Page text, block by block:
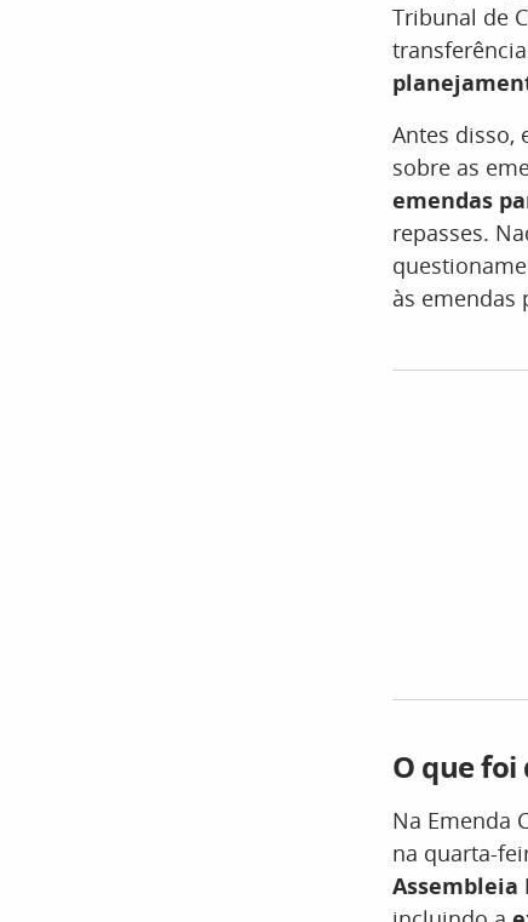
Tribunal de
Antes disso,
sobre as
emendas
repasses.
às emendas
O que foi
Na Emenda
na quarta-
Assembleia